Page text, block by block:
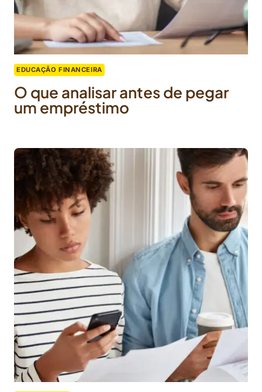
EDUCAÇÃO FINANCEIRA
O que analisar antes de pegar
um empréstimo